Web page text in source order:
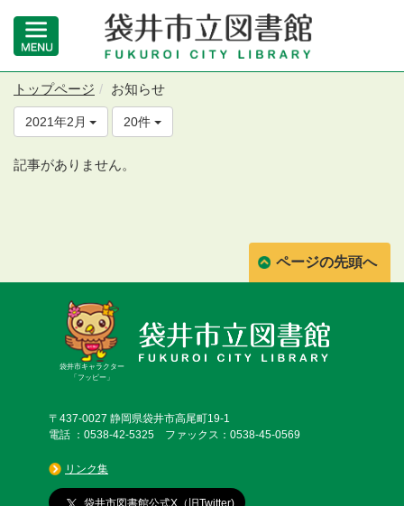
トップページ お知らせ
2021年2月 20件
記事がありません。
ページの先頭へ
袋井市キャラクター
「フッピー」
〒437-0027 静岡県袋井市高尾町19-1
電話 ：0538-42-5325 ファックス：0538-45-0569
リンク集
袋井市図書館公式X（旧Twitter)